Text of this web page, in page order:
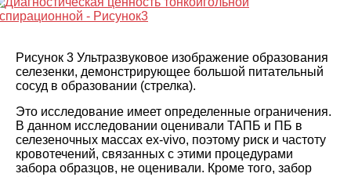
Рисунок 3 Ультразвуковое изображение образования
селезенки, демонстрирующее большой питательный
сосуд в образовании (стрелка).
Это исследование имеет определенные ограничения.
В данном исследовании оценивали ТАПБ и ПБ в
селезеночных массах ex-vivo, поэтому риск и частоту
кровотечений, связанных с этими процедурами
забора образцов, не оценивали. Кроме того, забор